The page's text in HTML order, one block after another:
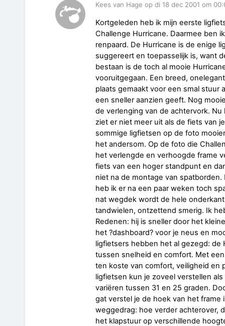
Kees van Hage op di 18 dec 2001 om
Kortgeleden heb ik mijn eerste
Challenge Hurricane. Daarmee ben
renpaard. De Hurricane is de enige
suggereert en toepasselijk is, want
bestaan is de toch al mooie
vooruitgegaan. Een breed,
plaats gemaakt voor een smal stuur
een sneller aanzien geeft. Nog
de verlenging van de achtervork.
ziet er niet meer uit als de fiets van
sommige ligfietsen op de foto
het andersom. Op de foto die
het verlengde en verhoogde frame
fiets van een hoger standpunt en
niet na de montage van
heb ik er na een paar weken toch
nat wegdek wordt de hele
tandwielen, ontzettend smerig. Ik
Redenen: hij is sneller door het
het ?dashboard? voor je neus en
ligfietsers hebben het al gezegd: de
tussen snelheid en comfort. Met
ten koste van comfort, veiligheid en
ligfietsen kun je zoveel verstellen
variëren tussen 31 en 25 graden.
gat verstel je de hoek van het
weggedrag: hoe verder achterover,
het klapstuur op verschillende